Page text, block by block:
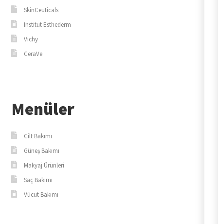
SkinCeuticals
Institut Esthederm
Vichy
CeraVe
Menüler
Cilt Bakımı
Güneş Bakımı
Makyaj Ürünleri
Saç Bakımı
Vücut Bakımı